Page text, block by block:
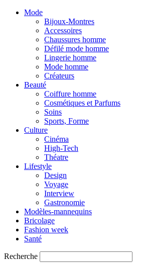
Mode
Bijoux-Montres
Accessoires
Chaussures homme
Défilé mode homme
Lingerie homme
Mode homme
Créateurs
Beauté
Coiffure homme
Cosmétiques et Parfums
Soins
Sports, Forme
Culture
Cinéma
High-Tech
Théatre
Lifestyle
Design
Voyage
Interview
Gastronomie
Modèles-mannequins
Bricolage
Fashion week
Santé
Recherche